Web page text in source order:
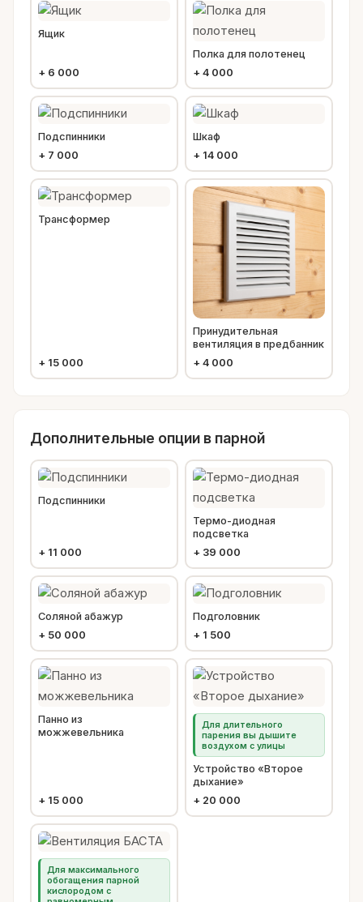
Ящик
+ 6 000
Полка для полотенец
+ 4 000
Подспинники
+ 7 000
Шкаф
+ 14 000
Трансформер
+ 15 000
Принудительная
вентиляция в предбанник
+ 4 000
Дополнительные опции в парной
Подспинники
+ 11 000
Термо-диодная
подсветка
+ 39 000
Соляной абажур
+ 50 000
Подголовник
+ 1 500
Панно из
можжевельника
+ 15 000
Для длительного
парения вы дышите
воздухом с улицы
Устройство «Второе
дыхание»
+ 20 000
Для максимального
обогащения парной
кислородом с